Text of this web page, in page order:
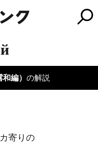
編） の解説
寄りの